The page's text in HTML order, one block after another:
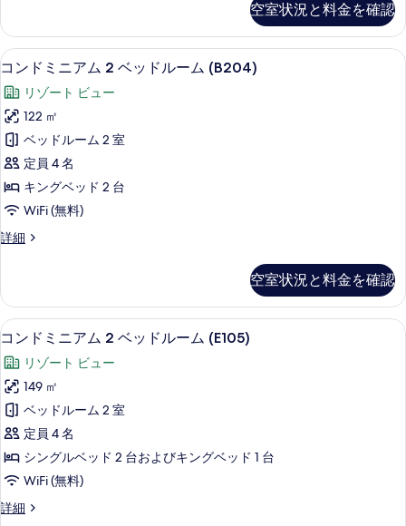
表
示
す
る
ル
ー
ム
(H202)
の
す
べ
て
の
写
表
示
す
る
ニ
ア
ム
ベ
ッ
ド
ル
ー
ム
(H202)
の
詳
細
空室状況と料金を確認
コ
ン
ド
ミ
ニ
ア
ム
ベ
ド
ル
ー
ム
(B204)
の
す
べ
て
の
コンドミニアム 2 ベッドルーム
28
コンドミニアム 2 ベッドルーム (B204)
リゾート ビュー
122 ㎡
ベッドルーム 2 室
定員 4 名
キングベッド 2 台
WiFi (無料)
詳細
コ
ニ
ア
ム
ベ
ッ
ド
ル
ー
ム
(B204)
の
詳
細
空室状況と料金を確認
コ
ン
ド
ミ
ニ
ア
ム
ベ
コンドミニアム 2 ベッドルーム
23
コンドミニアム 2 ベッドルーム (E105)
リゾート ビュー
149 ㎡
ベッドルーム 2 室
定員 4 名
シングルベッド 2 台およびキングベッド 1 台
WiFi (無料)
詳細
コ